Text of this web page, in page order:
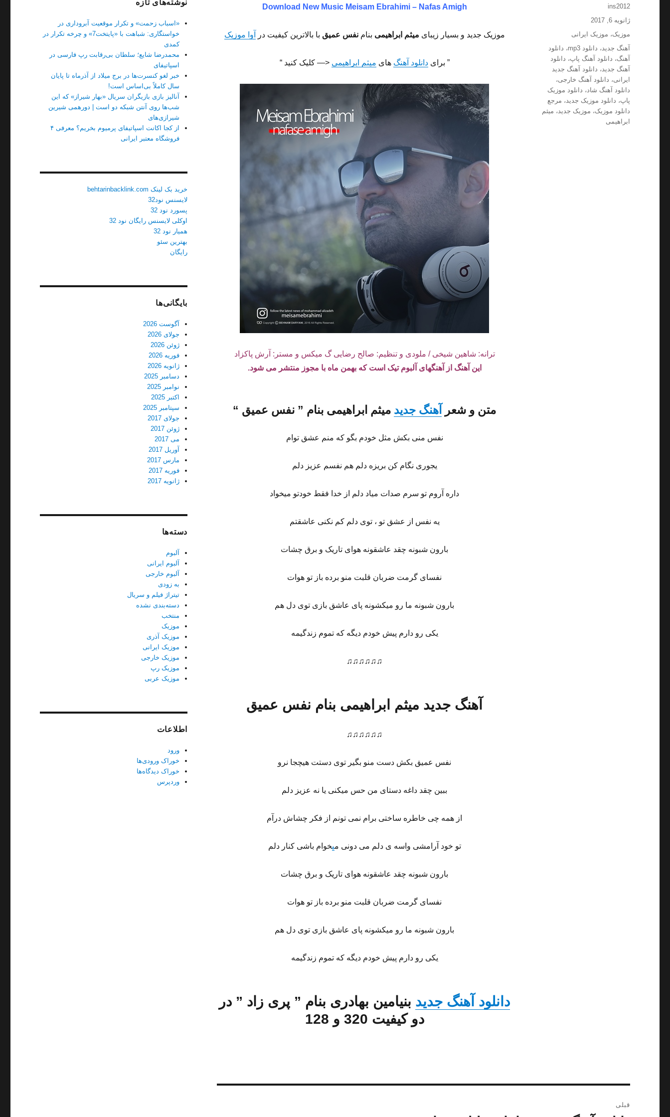
Download New MusicMeisam Ebrahimi – Nafas Amigh
موزیک جدید و بسیار زیبای میثم ابراهیمی بنام نفس عمیق با بالاترین کیفیت در آوا موزیک
” برایدانلود آهنگ های میثم ابراهیمی <— کلیک کنید “
ترانه: شاهین شیخی / ملودی و تنظیم: صالح رضایی گ میکس و مستر: آرش پاکزاد
این آهنگ از آهنگهای آلبوم تیک است که بهمن ماه با مجوز منتشر می شود.
متن و شعر آهنگ جدید میثم ابراهیمی بنام ” نفس عمیق “
نفس منی بکش مثل خودم بگو که منم عشق توام
یجوری نگام کن بریزه دلم هم نفسم عزیز دلم
داره آروم تو سرم صدات میاد دلم از خدا فقط خودتو میخواد
یه نفس از عشق تو ، توی دلم کم نکنی عاشقتم
بارون شبونه چقد عاشقونه هوای تاریک و برق چشات
نفسای گرمت ضربان قلبت منو برده باز تو هوات
بارون شبونه ما رو میکشونه پای عاشق بازی توی دل هم
یکی رو دارم پیش خودم دیگه که تموم زندگیمه
♫♫♫♫♫♫
آهنگ جدید میثم ابراهیمی بنام نفس عمیق
♫♫♫♫♫♫
نفس عمیق بکش دست منو بگیر توی دستت هیچجا نرو
ببین چقد داغه دستای من حس میکنی یا نه عزیز دلم
از همه چی خاطره ساختی برام نمی تونم از فکر چشاش درآم
تو خود آرامشی واسه ی دلم می دونی میخوام باشی کنار دلم
بارون شبونه چقد عاشقونه هوای تاریک و برق چشات
نفسای گرمت ضربان قلبت منو برده باز تو هوات
بارون شبونه ما رو میکشونه پای عاشق بازی توی دل هم
یکی رو دارم پیش خودم دیگه که تموم زندگیمه
دانلود آهنگ جدید بنیامین بهادری بنام ” پری زاد ” در
دو کیفیت 320 و 128
نویسنده
ins2012
ارسال
شده
ژانویه 6, 2017
دسته‌ها
موزیک، موزیک ایرانی
برچسب‌ها
آهنگ جدید، دانلود mp3 ، دانلود
آهنگ، دانلود آهنگ پاپ، دانلود
آهنگ جدید، دانلود آهنگ جدید
ایرانی، دانلود آهنگ خارجی،
دانلود آهنگ شاد، دانلود موزیک
پاپ، دانلود موزیک جدید، مرجع
دانلود موزیک، موزیک جدید، میثم
ابراهیمی
قبلی
نوشته‌های تازه
«اسباب زحمت» و تکرار موقعیت آبروداری در
خواستگاری: شباهت با «پایتخت7» و چرخه تکرار در
کمدی
محمدرضا شایع؛ سلطان بی‌رقابت رپ فارسی در
اسپاتیفای
خبر لغو کنسرت‌ها در برج میلاد از آذرماه تا پایان
سال کاملاً بی‌اساس است!
آنالیز بازی بازیگران سریال «بهار شیراز» که این
شب‌ها روی آنتن شبکه دو است | دورهمی شیرین
شیرازی‌های
از کجا اکانت اسپاتیفای پرمیوم بخریم؟ معرفی ۴
فروشگاه معتبر ایرانی
خرید بک لینک behtarinbacklink.com
لایسنس نود32
پسورد نود 32
اوکلی لایسنس رایگان نود 32
همیار نود 32
بهترین سئو
رایگان
بایگانی‌ها
آگوست 2026
جولای 2026
ژوئن 2026
فوریه 2026
ژانویه 2026
دسامبر 2025
نوامبر 2025
اکتبر 2025
سپتامبر 2025
جولای 2017
ژوئن 2017
می 2017
آوریل 2017
مارس 2017
فوریه 2017
ژانویه 2017
دسته‌ها
آلبوم
آلبوم ایرانی
آلبوم خارجی
به زودی
تیتراژ فیلم و سریال
دسته‌بندی نشده
منتخب
موزیک
موزیک آذری
موزیک ایرانی
موزیک خارجی
موزیک رپ
موزیک عربی
اطلاعات
ورود
خوراک ورودی‌ها
خوراک دیدگاه‌ها
وردپرس